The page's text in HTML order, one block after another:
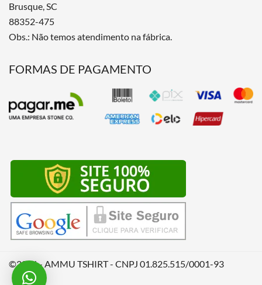
Brusque, SC
88352-475
Obs.: Não temos atendimento na fábrica.
FORMAS DE PAGAMENTO
©2026 - AMMU TSHIRT - CNPJ 01.825.515/0001-93